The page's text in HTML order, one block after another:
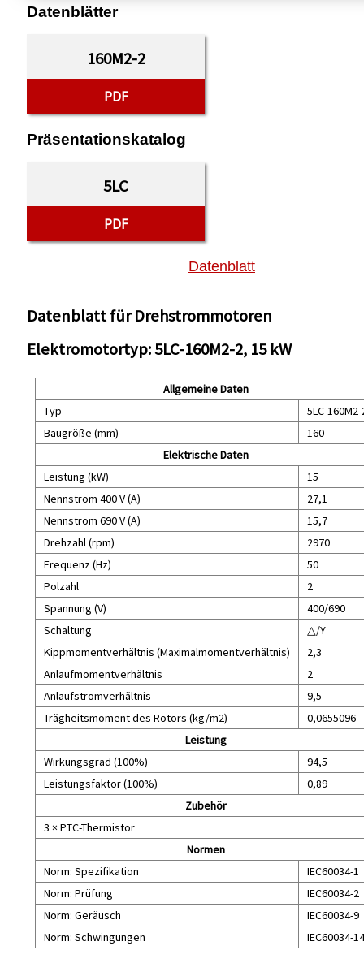
Datenblätter
160M2-2
PDF
Präsentationskatalog
5LC
PDF
Datenblatt
Datenblatt für Drehstrommotoren
Elektromotortyp: 5LC-160M2-2, 15 kW
Allgemeine Daten
Typ
5LC-
Baugröße (mm)
160
Elektrische Daten
Leistung (kW)
15
Nennstrom 400 V (A)
27,1
Nennstrom 690 V (A)
15,7
Drehzahl (rpm)
2970
Frequenz (Hz)
50
Polzahl
2
Spannung (V)
400/690
Schaltung
△/Y
Kippmomentverhältnis (Maximalmomentverhältnis)
2,3
Anlaufmomentverhältnis
2
Anlaufstromverhältnis
9,5
Trägheitsmoment des Rotors (kg/m2)
0,0655096
Leistung
Wirkungsgrad (100%)
94,5
Leistungsfaktor (100%)
0,89
Zubehör
3 × PTC-Thermistor
Normen
Norm: Spezifikation
IEC60034-1
Norm: Prüfung
IEC60034-2
Norm: Geräusch
IEC60034-9
Norm: Schwingungen
IEC60034-14